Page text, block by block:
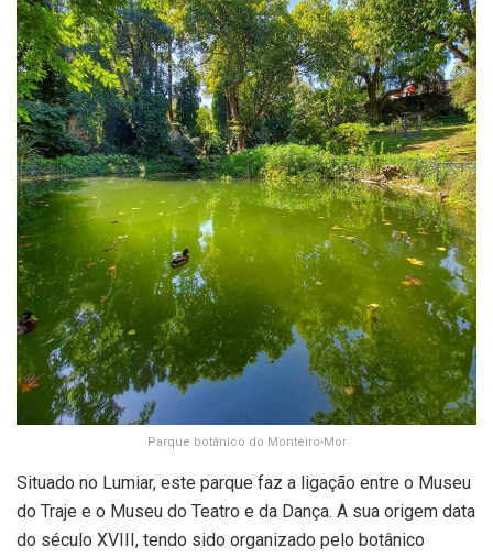
Parque botânico do Monteiro-Mor
Situado no Lumiar, este parque faz a ligação entre o Museu
do Traje e o Museu do Teatro e da Dança. A sua origem data
do século XVIII, tendo sido organizado pelo botânico